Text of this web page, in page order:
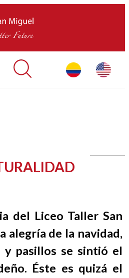
LTSM
del Liceo Taller San
alegría de la navidad,
y pasillos se sintió el
Éste es quizá el